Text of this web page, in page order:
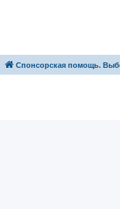
Спонсорская помощь.